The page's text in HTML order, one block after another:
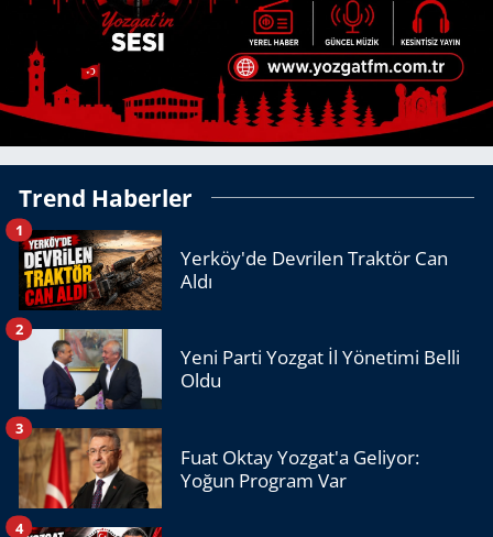
Trend Haberler
Yerköy'de Devrilen Traktör Can
Aldı
1
Yeni Parti Yozgat İl Yönetimi Belli
Oldu
2
Fuat Oktay Yozgat'a Geliyor:
Yoğun Program Var
3
4